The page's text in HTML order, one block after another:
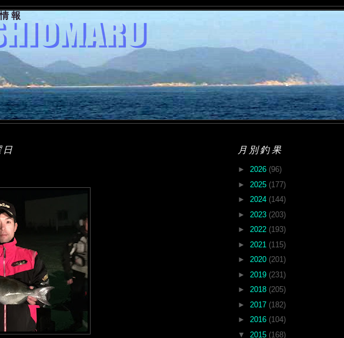
報
月別釣果
► 2026 (96)
► 2025 (177)
► 2024 (144)
► 2023 (203)
► 2022 (193)
► 2021 (115)
► 2020 (201)
► 2019 (231)
► 2018 (205)
► 2017 (182)
► 2016 (104)
▼ 2015 (168)